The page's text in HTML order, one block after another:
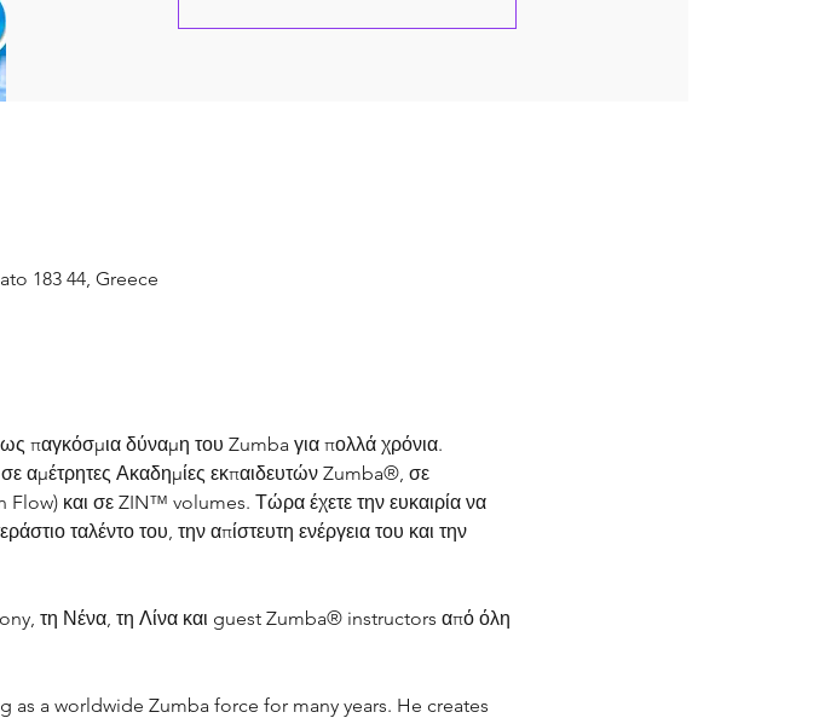
183 44, Greece
παγκόσμια δύναμη του Zumba για πολλά χρόνια.
σε αμέτρητες Ακαδημίες εκπαιδευτών Zumba®, σε
και σε ZIN™ volumes. Τώρα έχετε την ευκαιρία να
ταλέντο του, την απίστευτη ενέργεια του και την
τη Νένα, τη Λίνα και guest Zumba® instructors από όλη
a worldwide Zumba force for many years. He creates